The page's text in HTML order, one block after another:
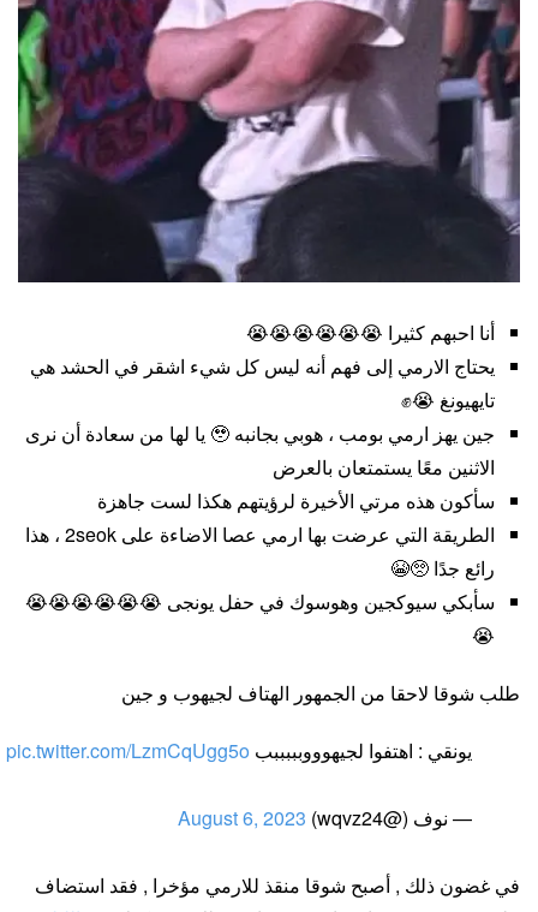
أنا احبهم كثيرا 😭😭😭😭😭😭
يحتاج الارمي إلى فهم أنه ليس كل شيء اشقر في الحشد هي
تايهيونغ 😭✊
جين يهز ارمي بومب ، هوبي بجانبه 🥹 يا لها من سعادة أن نرى
الاثنين معًا يستمتعان بالعرض
سأكون هذه مرتي الأخيرة لرؤيتهم هكذا لست جاهزة
الطريقة التي عرضت بها ارمي عصا الاضاءة على 2seok ، هذا
رائع جدًا 🥺😭
سأبكي سيوكجين وهوسوك في حفل يونجى 😭😭😭😭😭😭
😭
طلب شوقا لاحقا من الجمهور الهتاف لجيهوب و جين
يونقي : اهتفوا لجيهوووبببببب pic.twitter.com/LzmCqUgg5o
— نوف (@wqvz24) August 6, 2023
في غضون ذلك , أصبح شوقا منقذ للارمي مؤخرا , فقد استضاف